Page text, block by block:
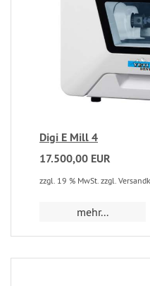
Digi E Mill 4
17.500,00 EUR
zzgl. 19 % MwSt. zzgl.
mehr...